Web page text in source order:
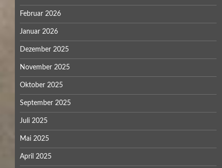
Februar 2026
Januar 2026
Dezember 2025
November 2025
Oktober 2025
September 2025
Juli 2025
Mai 2025
April 2025